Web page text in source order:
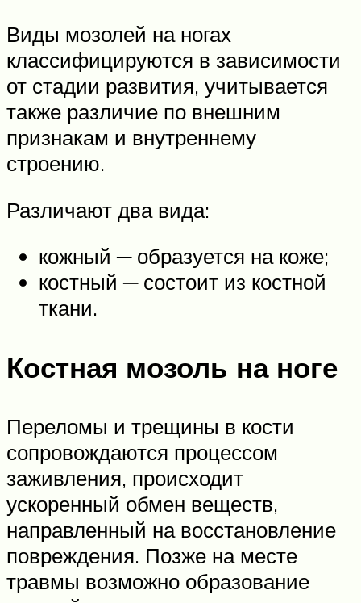
Виды мозолей на ногах
классифицируются в зависимости
от стадии развития, учитывается
также различие по внешним
признакам и внутреннему
строению.
Различают два вида:
кожный ─ образуется на коже;
костный ─ состоит из костной
ткани.
Костная мозоль на ноге
Переломы и трещины в кости
сопровождаются процессом
заживления, происходит
ускоренный обмен веществ,
направленный на восстановление
повреждения. Позже на месте
травмы возможно образование